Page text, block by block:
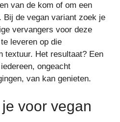
van de kom of om een
Bij de vegan variant zoek je
vervangers voor deze
leveren op die
textuur. Het resultaat? Een
ongeacht
van kan genieten.
voor vegan